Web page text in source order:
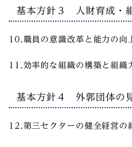
基本方針３ 人財育成・
10.職員の意識改革と能力の向
11.効率的な組織の構築と組織
基本方針４ 外郭団体の
12.第三セクターの健全経営の